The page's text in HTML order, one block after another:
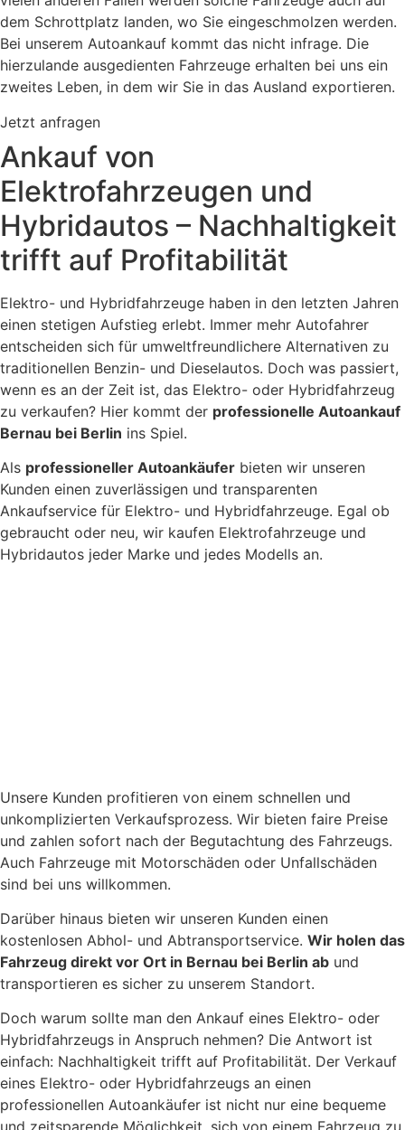
dem Schrottplatz landen, wo Sie eingeschmolzen werden.
Bei unserem Autoankauf kommt das nicht infrage. Die
hierzulande ausgedienten Fahrzeuge erhalten bei uns ein
zweites Leben, in dem wir Sie in das Ausland exportieren.
Jetzt anfragen
Ankauf von
Elektrofahrzeugen und
Hybridautos – Nachhaltigkeit
trifft auf Profitabilität
Elektro- und Hybridfahrzeuge haben in den letzten Jahren
einen stetigen Aufstieg erlebt. Immer mehr Autofahrer
entscheiden sich für umweltfreundlichere Alternativen zu
traditionellen Benzin- und Dieselautos. Doch was passiert,
wenn es an der Zeit ist, das Elektro- oder Hybridfahrzeug
zu verkaufen? Hier kommt der professionelle Autoankauf
Bernau bei Berlin ins Spiel.
Als professioneller Autoankäufer bieten wir unseren
Kunden einen zuverlässigen und transparenten
Ankaufservice für Elektro- und Hybridfahrzeuge. Egal ob
gebraucht oder neu, wir kaufen Elektrofahrzeuge und
Hybridautos jeder Marke und jedes Modells an.
Unsere Kunden profitieren von einem schnellen und
unkomplizierten Verkaufsprozess. Wir bieten faire Preise
und zahlen sofort nach der Begutachtung des Fahrzeugs.
Auch Fahrzeuge mit Motorschäden oder Unfallschäden
sind bei uns willkommen.
Darüber hinaus bieten wir unseren Kunden einen
kostenlosen Abhol- und Abtransportservice. Wir holen das
Fahrzeug direkt vor Ort in Bernau bei Berlin ab und
transportieren es sicher zu unserem Standort.
Doch warum sollte man den Ankauf eines Elektro- oder
Hybridfahrzeugs in Anspruch nehmen? Die Antwort ist
einfach: Nachhaltigkeit trifft auf Profitabilität. Der Verkauf
eines Elektro- oder Hybridfahrzeugs an einen
professionellen Autoankäufer ist nicht nur eine bequeme